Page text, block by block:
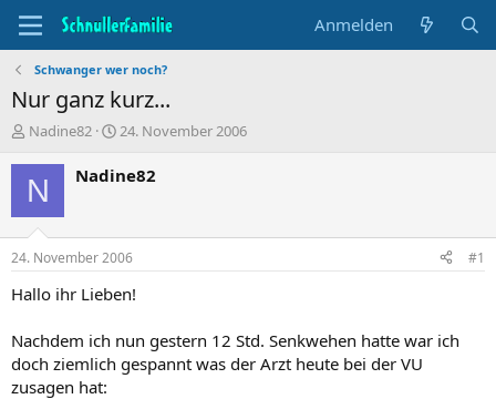
Anmelden
Schwanger wer noch?
Nur ganz kurz...
T
e
m
n
t
a
e
r
Nadine82
B
g
d
a
t
24. November 2006
N Nadine82
24. November 2006 #1
Hallo ihr Lieben!
Nachdem ich nun gestern 12 Std. Senkwehen hatte war ich
doch ziemlich gespannt was der Arzt heute bei der VU
zusagen hat: